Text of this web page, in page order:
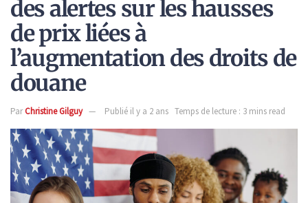
des alertes sur les hausses
de prix liées à
l’augmentation des droits de
douane
ParChristine Gilguy Publié il y a 2 ans Temps de lecture : 3 mins read